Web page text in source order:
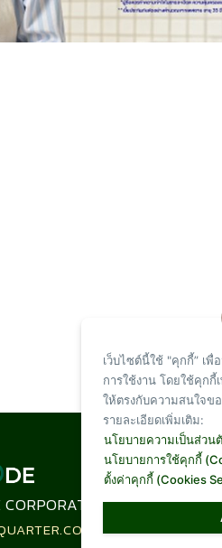
CORPORATION LIMITED
เว็บไซต์นี้ใช้ "คุกกี้” เ
การใช้งาน โดยใช้คุกกี้
ให้ตรงกับความสนใจข
รายละเอียดเพิ่มเติม:
นโยบายความเป็นส่วน
นโยบายการใช้คุกกี้
ตั้งค่าคุกกี้ (Cookies